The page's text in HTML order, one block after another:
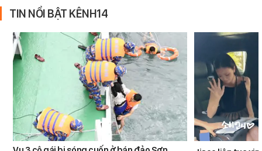
TIN NỔI BẬT KÊNH14